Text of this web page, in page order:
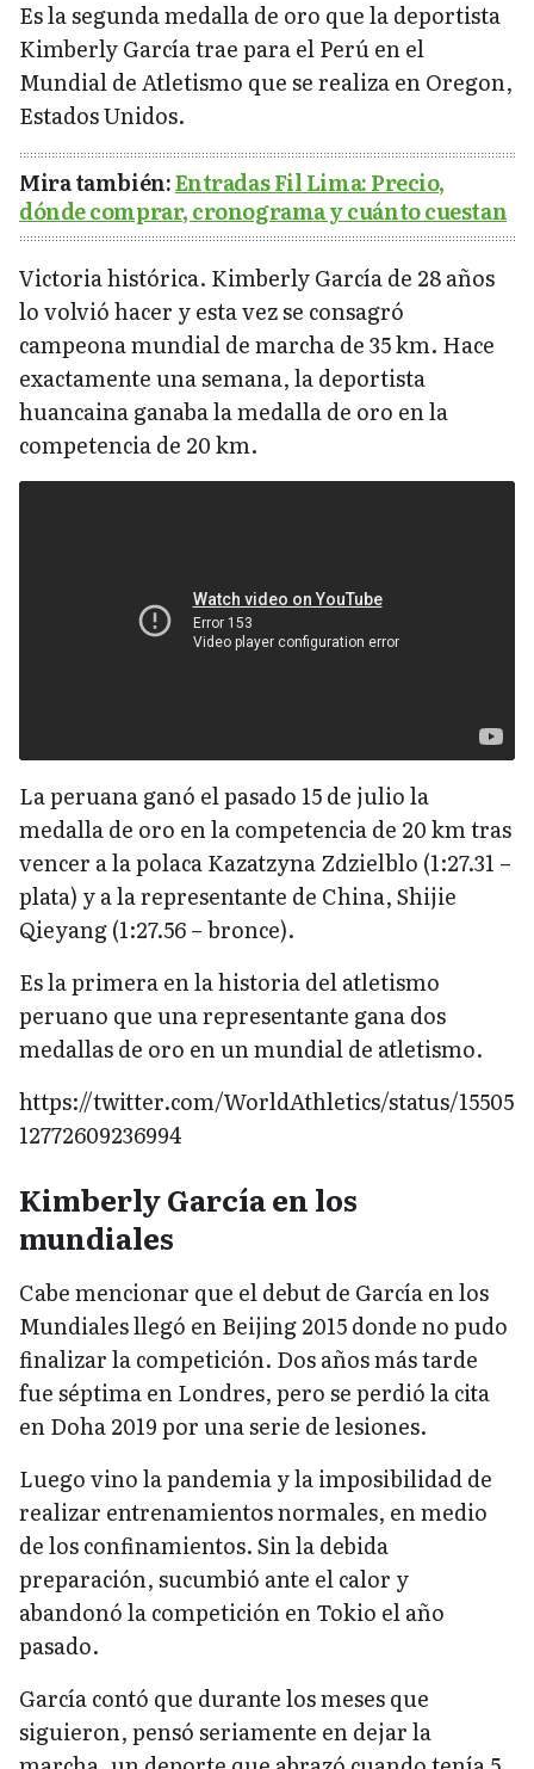
Es la segunda medalla de oro que la deportista
Kimberly García trae para el Perú en el
Mundial de Atletismo que se realiza en Oregon,
Estados Unidos.
Mira también:Entradas Fil Lima: Precio,
dónde comprar, cronograma y cuánto cuestan
Victoria histórica. Kimberly García de 28 años
lo volvió hacer y esta vez se consagró
campeona mundial de marcha de 35 km. Hace
exactamente una semana, la deportista
huancaina ganaba la medalla de oro en la
competencia de 20 km.
La peruana ganó el pasado 15 de julio la
medalla de oro en la competencia de 20 km tras
vencer a la polaca Kazatzyna Zdzielblo (1:27.31 –
plata) y a la representante de China, Shijie
Qieyang (1:27.56 – bronce).
Es la primera en la historia del atletismo
peruano que una representante gana dos
medallas de oro en un mundial de atletismo.
https://twitter.com/WorldAthletics/status/15505
12772609236994
Kimberly García en los
mundiales
Cabe mencionar que el debut de García en los
Mundiales llegó en Beijing 2015 donde no pudo
finalizar la competición. Dos años más tarde
fue séptima en Londres, pero se perdió la cita
en Doha 2019 por una serie de lesiones.
Luego vino la pandemia y la imposibilidad de
realizar entrenamientos normales, en medio
de los confinamientos. Sin la debida
preparación, sucumbió ante el calor y
abandonó la competición en Tokio el año
pasado.
García contó que durante los meses que
siguieron, pensó seriamente en dejar la